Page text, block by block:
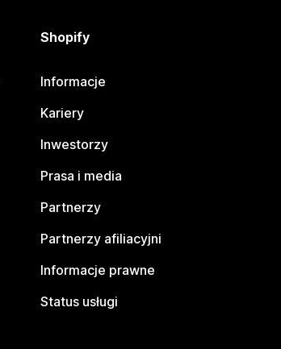
Shopify
Informacje
Kariery
Inwestorzy
Prasa i media
Partnerzy
Partnerzy afiliacyjni
Informacje prawne
Status usługi